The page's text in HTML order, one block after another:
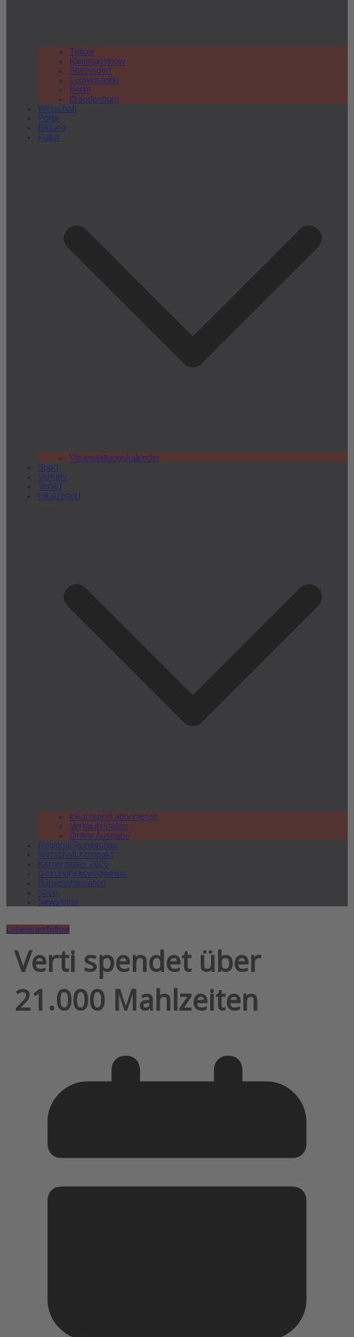
Teltow
Kleinmachnow
Stahnsdorf
Ludwigsfelde
Berlin
Brandenburg
Wirtschaft
Politik
Bildung
Kultur
Veranstaltungskalender
Sport
Verkehr
Verlag
lokal.report
lokal.report abonnieren
Verkaufsstellen
Online Ausgabe
Regional Rundschau
Wirtschaft.Kompakt
Karriereleiter 2026
Gesundheitswegweiser
Bürgerinformation
Shop
Newsletter
LebensartTeltow
Verti spendet über
21.000 Mahlzeiten